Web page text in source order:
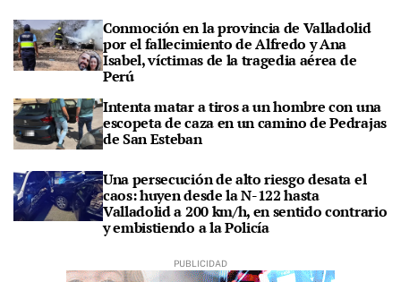
Conmoción en la provincia de Valladolid
por el fallecimiento de Alfredo y Ana
Isabel, víctimas de la tragedia aérea de
Perú
Intenta matar a tiros a un hombre con una
escopeta de caza en un camino de Pedrajas
de San Esteban
Una persecución de alto riesgo desata el
caos: huyen desde la N-122 hasta
Valladolid a 200 km/h, en sentido contrario
y embistiendo a la Policía